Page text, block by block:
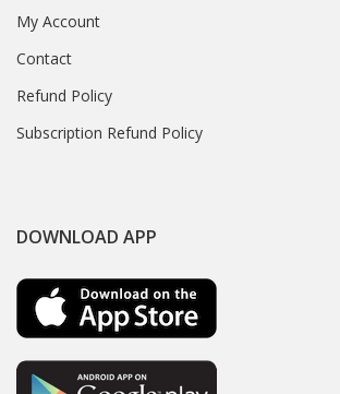
My Account
Contact
Refund Policy
Subscription Refund Policy
DOWNLOAD APP